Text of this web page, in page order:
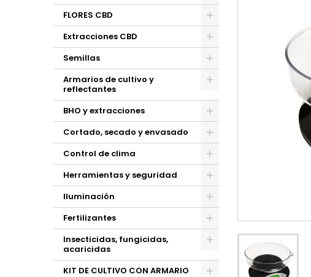
FLORES CBD
Extracciones CBD
Semillas
Armarios de cultivo y
reflectantes
BHO y extracciones
Cortado, secado y envasado
Control de clima
Herramientas y seguridad
Iluminación
Fertilizantes
Insecticidas, fungicidas,
acaricidas
KIT DE CULTIVO CON ARMARIO